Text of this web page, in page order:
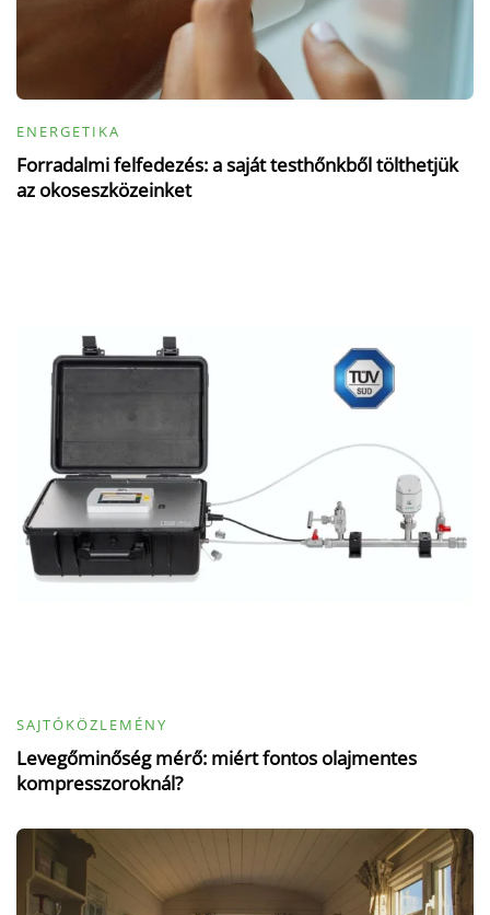
ENERGETIKA
Forradalmi felfedezés: a saját testhőnkből tölthetjük
az okoseszközeinket
SAJTÓKÖZLEMÉNY
Levegőminőség mérő: miért fontos olajmentes
kompresszoroknál?